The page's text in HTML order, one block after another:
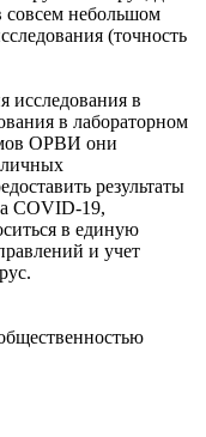
совсем небольшом
(точность
исследования в
в лабораторном
ОРВИ они
результаты
COVID-19,
в единую
и учет